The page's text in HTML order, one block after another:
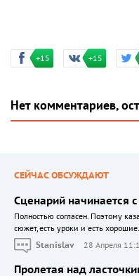
+15 +15
Нет комментариев,
СЕЙЧАС ОБСУЖДАЮТ
Сценарий начинается
Полностью согласен. Поэтому
сюжет, есть уроки и есть
Stanislav
28 Апреля
Пролетая над